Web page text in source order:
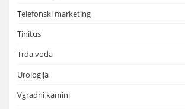
Telefonski marketing
Tinitus
Trda voda
Urologija
Vgradni kamini